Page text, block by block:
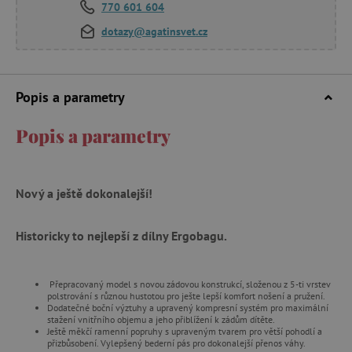
770 601 604
dotazy@agatinsvet.cz
Popis a parametry
Popis a parametry
Nový a ještě dokonalejší!
Historicky to nejlepší z dílny Ergobagu.
Přepracovaný model s novou zádovou konstrukcí, složenou z 5-ti vrstev
polstrování s různou hustotou pro ješte lepší komfort nošení a pružení.
Dodatečné boční výztuhy a upravený kompresní systém pro maximální
stažení vnitřního objemu a jeho přiblížení k zádům dítěte.
Ještě měkčí ramenní popruhy s upraveným tvarem pro větší pohodlí a
přizbůsobení. Vylepšený bederní pás pro dokonalejší přenos váhy.